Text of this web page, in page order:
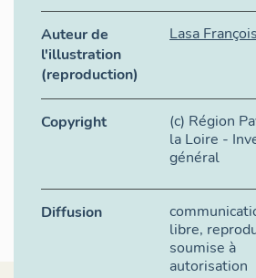
Auteur de
l'illustration
(reproduction)
Lasa François
Copyright
(c) Région
la Loire -
général
Diffusion
libre,
soumise à
autorisation